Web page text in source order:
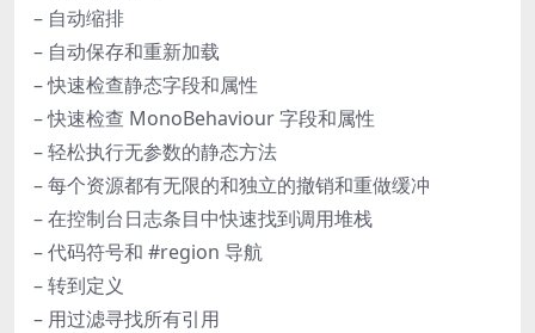
– 自动缩排
– 自动保存和重新加载
– 快速检查静态字段和属性
– 快速检查 MonoBehaviour 字段和属性
– 轻松执行无参数的静态方法
– 每个资源都有无限的和独立的撤销和重做缓冲
– 在控制台日志条目中快速找到调用堆栈
– 代码符号和 #region 导航
– 转到定义
– 用过滤寻找所有引用